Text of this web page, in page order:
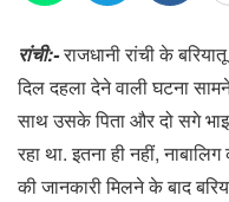
रांची:-राजधानी रांची के
दिल दहला देने वाली घटना
साथ उसके पिता और दो सगे
रहा था. इतना ही नहीं,
की जानकारी मिलने के बाद